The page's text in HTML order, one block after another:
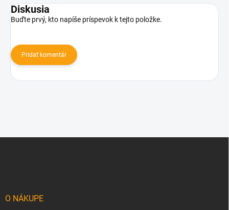
Diskusia
Buďte prvý, kto napíše príspevok k tejto položke.
Pridať komentár
O NÁKUPE